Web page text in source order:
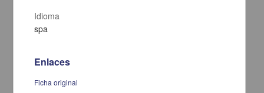
Idioma
spa
Enlaces
Ficha original